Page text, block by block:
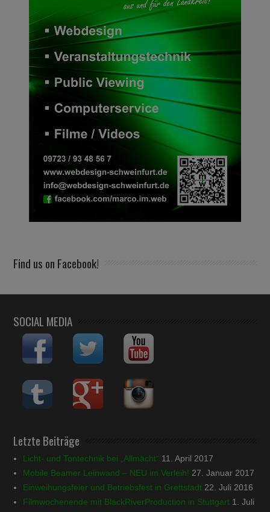
Find us on Facebook!
SOCIAL MEDIA
Letzte Beiträge
Licht- und Tontechnik bei „Allmächt“ 11. April 2017
Mobile Beamer Leinwand – NEU im Verleih! 27. Januar 2017
Einweihungsfeier und Betriebsfest in Grettstadt 22. Juli 2016
Filmwochenende mit BlackRiverProduction in Stuttgart 1. Juli